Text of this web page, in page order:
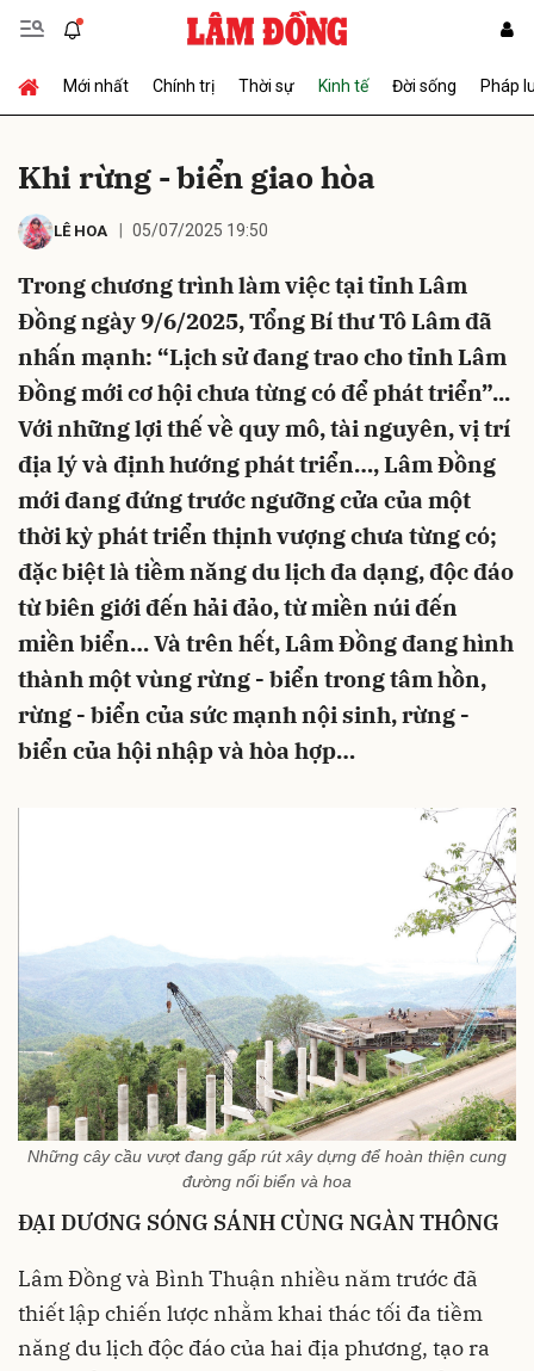
Mới nhất Chính trị Thời sự Kinh tế Đời sống Pháp
Khi rừng - biển giao hòa
LÊ HOA 05/07/2025 19:50
Trong chương trình làm việc tại tỉnh Lâm
Đồng ngày 9/6/2025, Tổng Bí thư Tô Lâm đã
nhấn mạnh: “Lịch sử đang trao cho tỉnh Lâm
Đồng mới cơ hội chưa từng có để phát triển”...
Với những lợi thế về quy mô, tài nguyên, vị trí
địa lý và định hướng phát triển…, Lâm Đồng
mới đang đứng trước ngưỡng cửa của một
thời kỳ phát triển thịnh vượng chưa từng có;
đặc biệt là tiềm năng du lịch đa dạng, độc đáo
từ biên giới đến hải đảo, từ miền núi đến
miền biển… Và trên hết, Lâm Đồng đang hình
thành một vùng rừng - biển trong tâm hồn,
rừng - biển của sức mạnh nội sinh, rừng -
biển của hội nhập và hòa hợp…
Những cây cầu vượt đang gấp rút xây dựng để hoàn thiện cung
đường nối biển và hoa
ĐẠI DƯƠNG SÓNG SÁNH CÙNG NGÀN THÔNG
Lâm Đồng và Bình Thuận nhiều năm trước đã
thiết lập chiến lược nhằm khai thác tối đa tiềm
năng du lịch độc đáo của hai địa phương, tạo ra
Gửi bình luận
Hủy Gửi